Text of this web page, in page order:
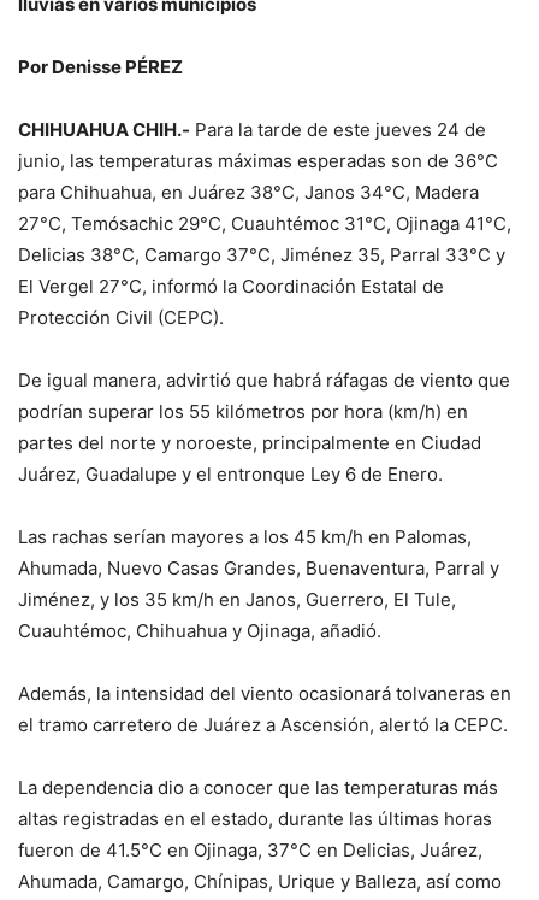
lluvias en varios municipios
Por Denisse PÉREZ
CHIHUAHUA CHIH.- Para la tarde de este jueves 24 de
junio, las temperaturas máximas esperadas son de 36°C
para Chihuahua, en Juárez 38°C, Janos 34°C, Madera
27°C, Temósachic 29°C, Cuauhtémoc 31°C, Ojinaga 41°C,
Delicias 38°C, Camargo 37°C, Jiménez 35, Parral 33°C y
El Vergel 27°C, informó la Coordinación Estatal de
Protección Civil (CEPC).
De igual manera, advirtió que habrá ráfagas de viento que
podrían superar los 55 kilómetros por hora (km/h) en
partes del norte y noroeste, principalmente en Ciudad
Juárez, Guadalupe y el entronque Ley 6 de Enero.
Las rachas serían mayores a los 45 km/h en Palomas,
Ahumada, Nuevo Casas Grandes, Buenaventura, Parral y
Jiménez, y los 35 km/h en Janos, Guerrero, El Tule,
Cuauhtémoc, Chihuahua y Ojinaga, añadió.
Además, la intensidad del viento ocasionará tolvaneras en
el tramo carretero de Juárez a Ascensión, alertó la CEPC.
La dependencia dio a conocer que las temperaturas más
altas registradas en el estado, durante las últimas horas
fueron de 41.5°C en Ojinaga, 37°C en Delicias, Juárez,
Ahumada, Camargo, Chínipas, Urique y Balleza, así como